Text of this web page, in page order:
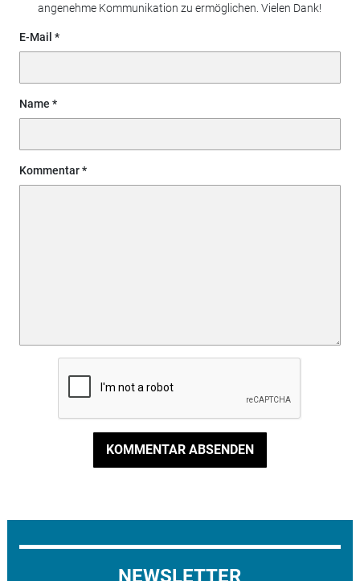
angenehme Kommunikation zu ermöglichen. Vielen Dank!
E-Mail
Name
Kommentar
KOMMENTAR ABSENDEN
NEWSLETTER